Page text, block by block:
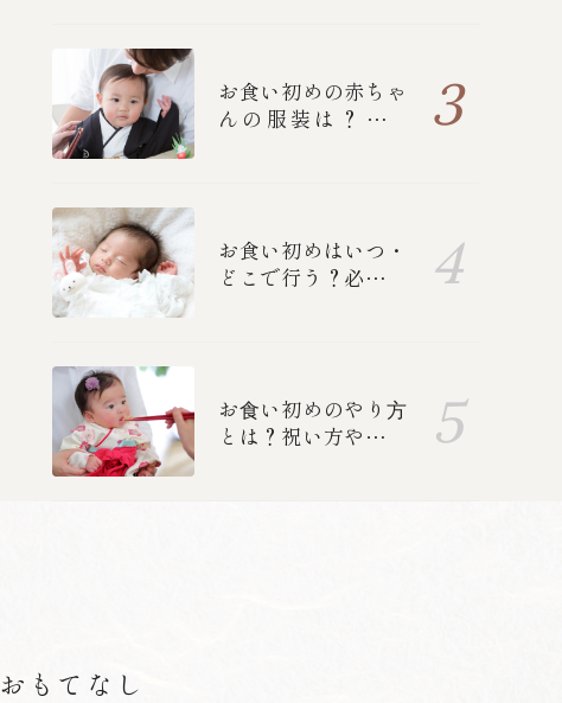
お食い初めの赤ちゃ
んの服装は？女の
お食い初めはいつ・
どこで行う？必要な
お⾷い初めのやり⽅
とは？祝い方や誰を
おもてなし